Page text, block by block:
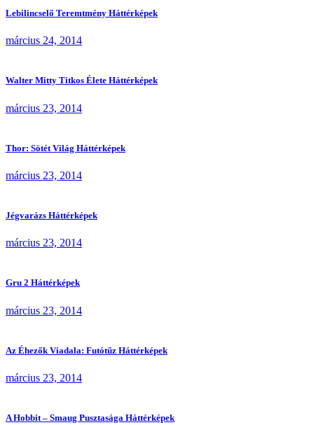
Lebilincselő Teremtmény Háttérképek
március 24, 2014
Walter Mitty Titkos Élete Háttérképek
március 23, 2014
Thor: Sötét Világ Háttérképek
március 23, 2014
Jégvarázs Háttérképek
március 23, 2014
Gru 2 Háttérképek
március 23, 2014
Az Éhezők Viadala: Futótűz Háttérképek
március 23, 2014
A Hobbit – Smaug Pusztasága Háttérképek